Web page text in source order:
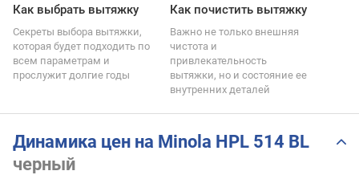
Как выбрать вытяжку
Секреты выбора вытяжки,
которая будет подходить по
всем параметрам и
прослужит долгие годы
Как почистить вытяжку
Важно не только внешняя
чистота и
привлекательность
вытяжки, но и состояние ее
внутренних деталей
Динамика цен на Minola HPL 514 BL
черный